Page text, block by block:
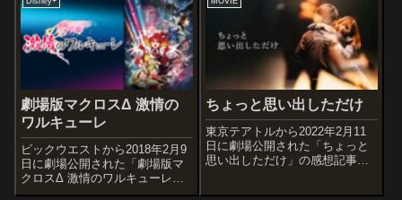
あらすじ＆予告編不幸続きの
男・ミッキーはこの境遇から脱
する...
の第4作目となる作品です。オス
スメ度あらすじ＆予告編もし世
界がまだ仮想世界マトリックス
に支...
劇場版マクロスΔ 激情の
ワルキューレ
ビックウエストから2018年2月9
日に劇場公開された「劇場版マ
クロスΔ 激情のワルキューレ」
の感想記事です。歌と恋とロボ
ちょっと思い出しただけ
東京テアトルから2022年2月11
日に劇場公開された「ちょっと
思い出しただけ」の感想記事で